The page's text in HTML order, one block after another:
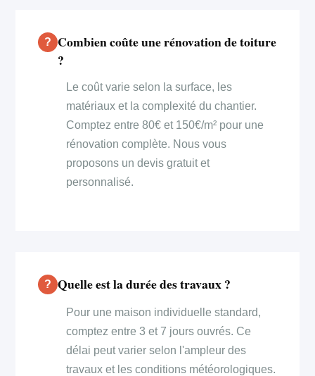
Combien coûte une rénovation de toiture
?
Le coût varie selon la surface, les
matériaux et la complexité du chantier.
Comptez entre 80€ et 150€/m² pour une
rénovation complète. Nous vous
proposons un devis gratuit et
personnalisé.
Quelle est la durée des travaux ?
Pour une maison individuelle standard,
comptez entre 3 et 7 jours ouvrés. Ce
délai peut varier selon l'ampleur des
travaux et les conditions météorologiques.